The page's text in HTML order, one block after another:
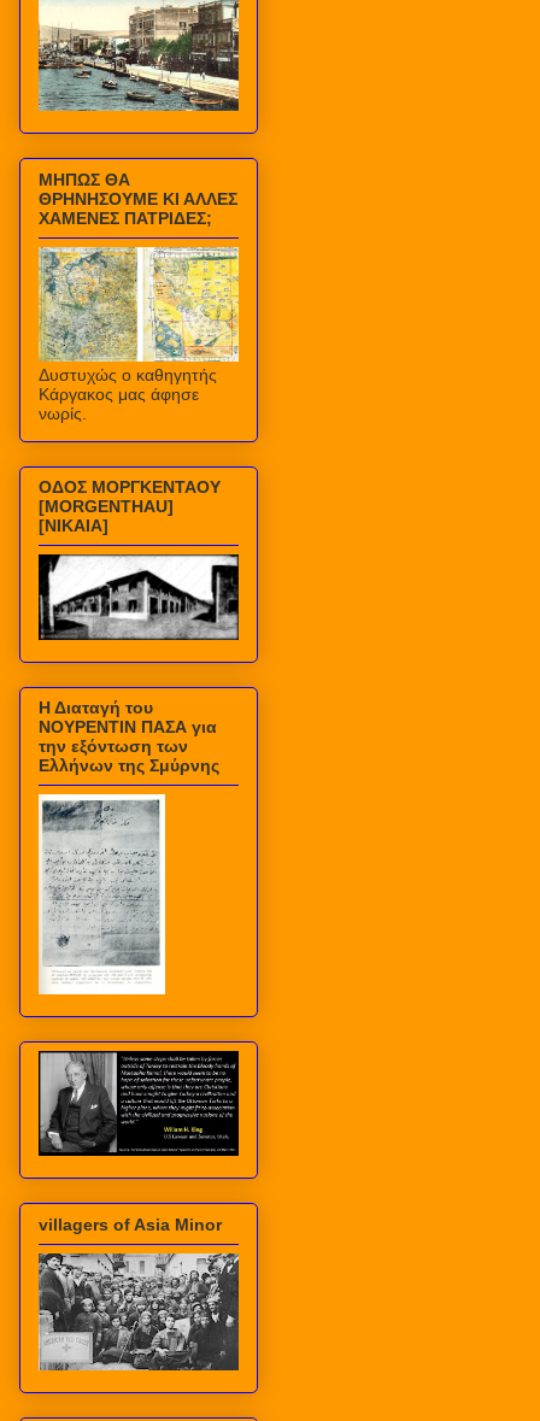
ΜΗΠΩΣ ΘΑ
ΘΡΗΝΗΣΟΥΜΕ ΚΙ ΑΛΛΕΣ
ΧΑΜΕΝΕΣ ΠΑΤΡΙΔΕΣ;
Δυστυχώς ο καθηγητής
Κάργακος μας άφησε
νωρίς.
ΟΔΟΣ ΜΟΡΓΚΕΝΤΑΟΥ
[MORGENTHAU]
[ΝΙΚΑΙΑ]
Η Διαταγή του
ΝΟΥΡΕΝΤΙΝ ΠΑΣΑ για
την εξόντωση των
Ελλήνων της Σμύρνης
villagers of Asia Minor